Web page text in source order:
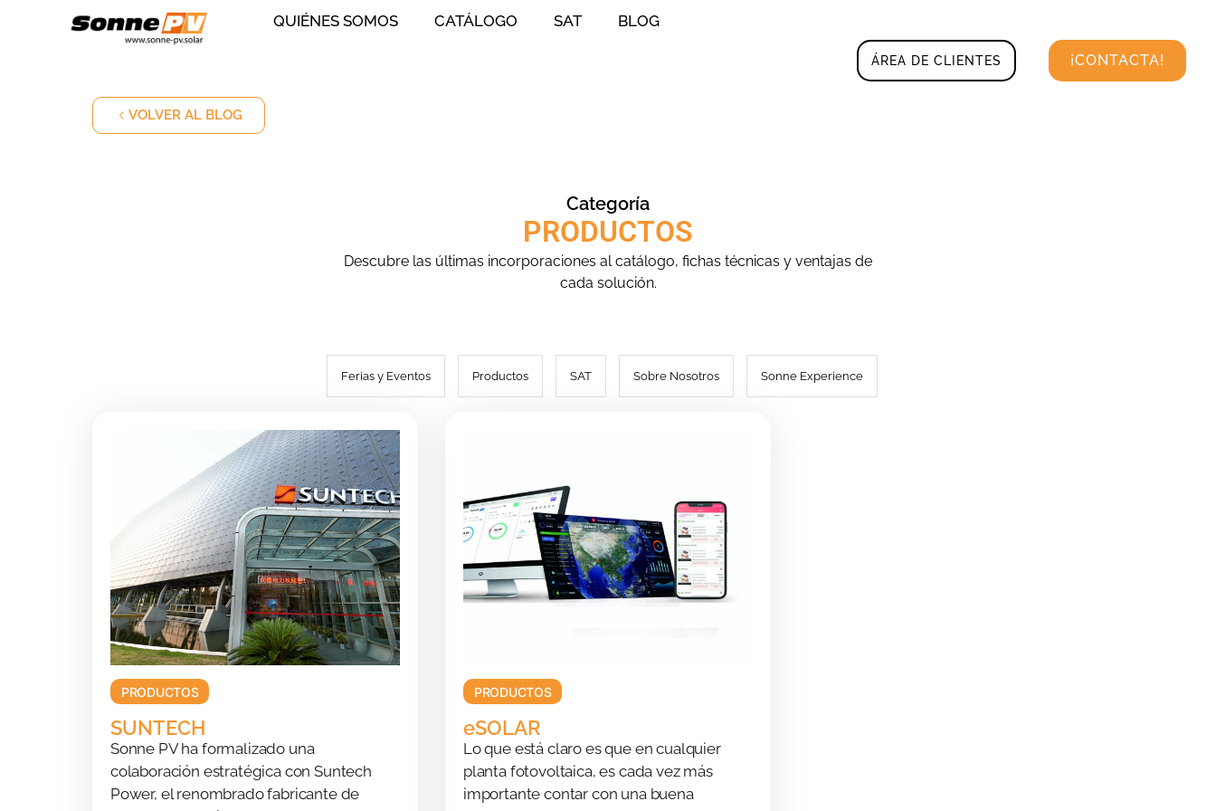
QUIÉNES SOMOS CATÁLOGO SAT BLOG
ÁREA DE CLIENTES ¡CONTACTA!
VOLVER AL BLOG
Categoría
PRODUCTOS
Descubre las últimas incorporaciones al catálogo, fichas técnicas y ventajas de
cada solución.
Ferias y Eventos Productos SAT Sobre Nosotros Sonne Experience
PRODUCTOS
SUNTECH
Sonne PV ha formalizado una
colaboración estratégica con Suntech
Power, el renombrado fabricante de
PRODUCTOS
eSOLAR
Lo que está claro es que en cualquier
planta fotovoltaica, es cada vez más
importante contar con una buena